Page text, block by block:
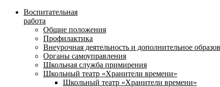
Воспитательная
работа
Общие положения
Профилактика
Внеурочная деятельность и дополнительное
Органы самоуправления
Школьная служба примирения
Школьный театр «Хранители времени»
Школьный театр «Хранители времени»